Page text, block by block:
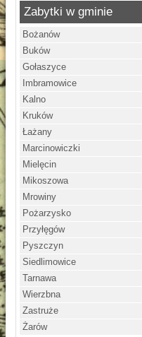
Zabytki w gminie
Bożanów
Buków
Gołaszyce
Imbramowice
Kalno
Kruków
Łażany
Marcinowiczki
Mielęcin
Mikoszowa
Mrowiny
Pożarzysko
Przyłęgów
Pyszczyn
Siedlimowice
Tarnawa
Wierzbna
Zastruże
Żarów